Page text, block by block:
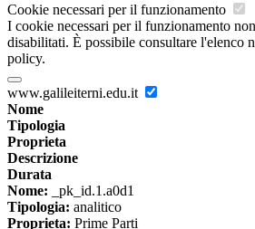
Cookie necessari per il funzionamento
I cookie necessari per il funzionamento
disabilitati. È possibile consultare l'elenco
policy.
www.galileiterni.edu.it
Nome
Tipologia
Proprieta
Descrizione
Durata
Nome: _pk_id.1.a0d1
Tipologia: analitico
Proprieta: Prime Parti